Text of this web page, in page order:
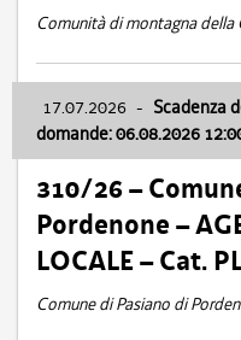
Comunità di montagna della
17.07.2026 - Scadenza
domande: 06.08.2026
310/26 –
Pordenone –
LOCALE – Cat.
Comune di Pasiano di